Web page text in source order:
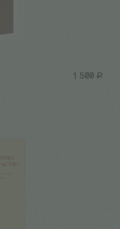
1 500 Р